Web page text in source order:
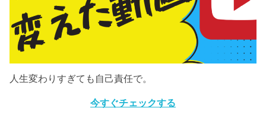
人生変わりすぎても自己責任で。
今すぐチェックする